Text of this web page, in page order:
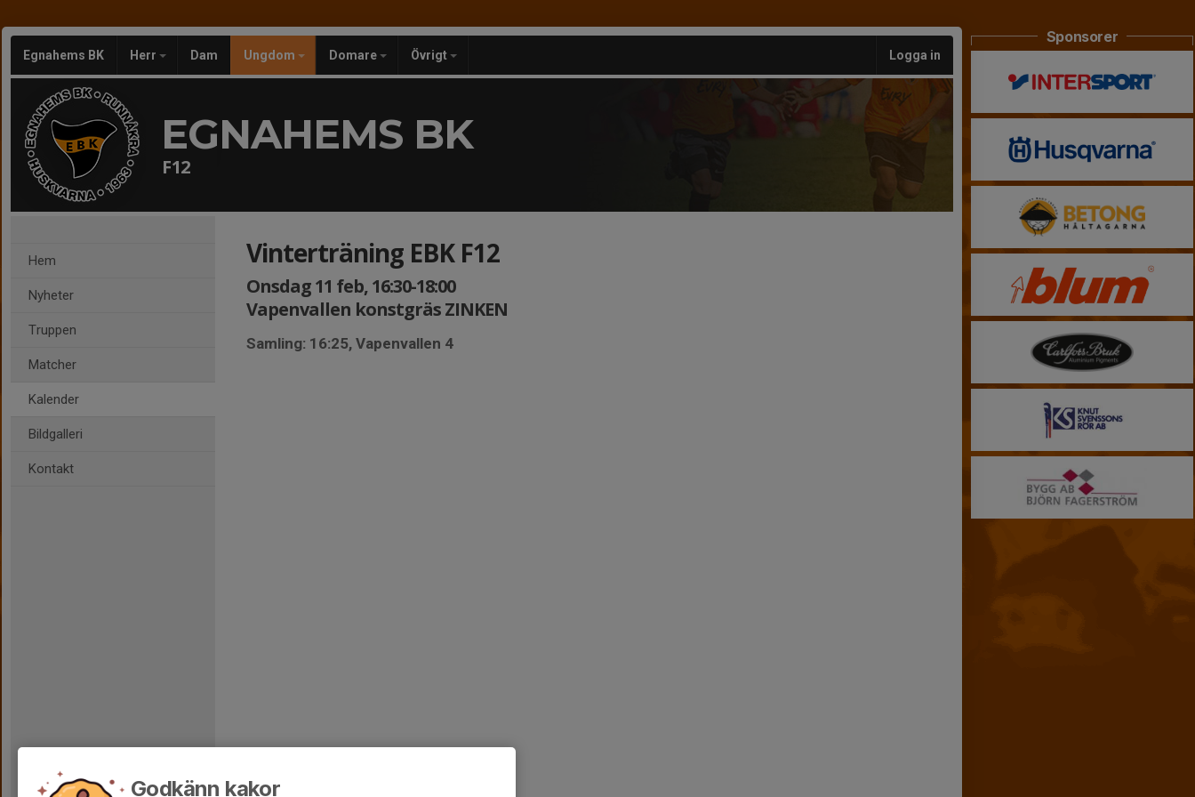
Egnahems BK Herr Dam Ungdom Domare Övrigt Logga in
EGNAHEMS BK
F12
Hem
Nyheter
Truppen
Matcher
Kalender
Bildgalleri
Kontakt
Vinterträning EBK F12
Onsdag 11 feb, 16:30-18:00
Vapenvallen konstgräs ZINKEN
Samling: 16:25, Vapenvallen 4
Sponsorer
Godkänn kakor